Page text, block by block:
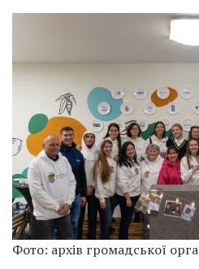
Фото: архів громадської